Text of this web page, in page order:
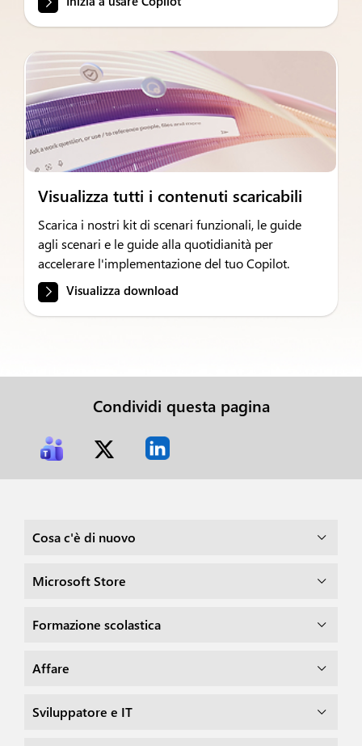
Visualizza tutti i contenuti scaricabili
Scarica i nostri kit di scenari funzionali, le guide
agli scenari e le guide alla quotidianità per
accelerare l'implementazione del tuo Copilot.
Visualizza download
Condividi questa pagina
Cosa c'è di nuovo
Microsoft Store
Formazione scolastica
Affare
Sviluppatore e IT